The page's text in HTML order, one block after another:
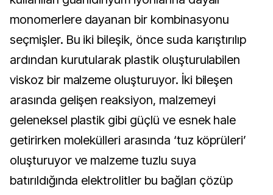
monomerlere dayanan bir kombinasyonu
seçmişler. Bu iki bileşik, önce suda karıştırılıp
ardından kurutularak plastik oluşturulabilen
viskoz bir malzeme oluşturuyor. İki bileşen
arasında gelişen reaksiyon, malzemeyi
geleneksel plastik gibi güçlü ve esnek hale
getirirken molekülleri arasında ‘tuz köprüleri’
oluşturuyor ve malzeme tuzlu suya
batırıldığında elektrolitler bu bağları çözüp